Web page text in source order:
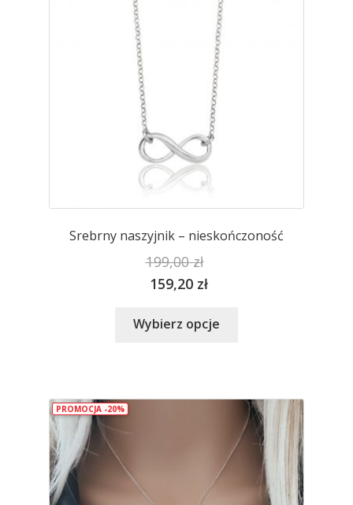
Srebrny naszyjnik – nieskończoność
199,00zł
159,20 zł
Wybierz opcje
wariantów.
Opcje
można
wybrać
stronie
PROMOCJA -20%